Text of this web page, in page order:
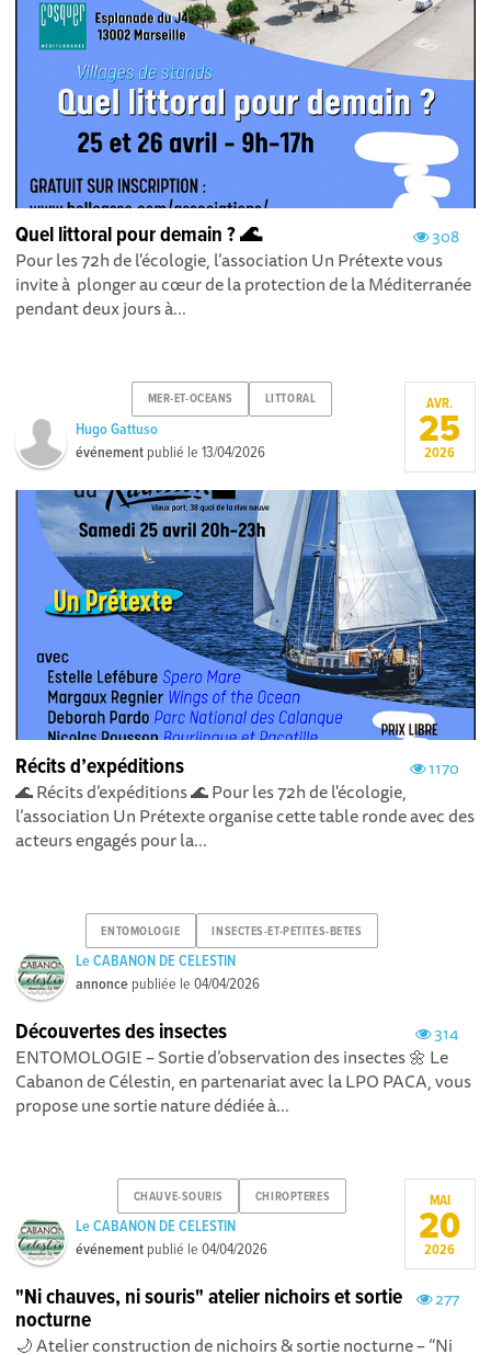
308
Quel littoral pour demain ? 🌊
Pour les 72h de l'écologie, l’association Un Prétexte vous
invite à plonger au cœur de la protection de la Méditerranée
pendant deux jours à...
MER-ET-OCEANS LITTORAL
Hugo Gattuso
événement publié le13/04/2026
AVR.
25
2026
1170
Récits d’expéditions
🌊 Récits d’expéditions 🌊 Pour les 72h de l'écologie,
l’association Un Prétexte organise cette table ronde avec des
acteurs engagés pour la...
ENTOMOLOGIE INSECTES-ET-PETITES-BETES
Le CABANON DE CELESTIN
annonce publiée le04/04/2026
314
Découvertes des insectes
ENTOMOLOGIE – Sortie d’observation des insectes 🌼 Le
Cabanon de Célestin, en partenariat avec la LPO PACA, vous
propose une sortie nature dédiée à...
CHAUVE-SOURIS CHIROPTERES
Le CABANON DE CELESTIN
événement publié le04/04/2026
MAI
20
2026
277
"Ni chauves, ni souris" atelier nichoirs et sortie
nocturne
🌙 Atelier construction de nichoirs & sortie nocturne – “Ni